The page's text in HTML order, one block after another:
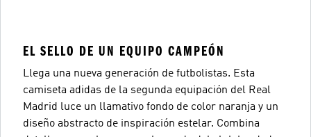
EL SELLO DE UN EQUIPO CAMPEÓN
Llega una nueva generación de futbolistas. Esta
camiseta adidas de la segunda equipación del Real
Madrid luce un llamativo fondo de color naranja y un
diseño abstracto de inspiración estelar. Combina